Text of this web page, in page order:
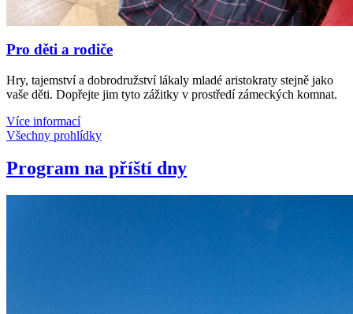
Pro děti a rodiče
Hry, tajemství a dobrodružství lákaly mladé aristokraty stejně jako
vaše děti. Dopřejte jim tyto zážitky v prostředí zámeckých komnat.
Více informací
Všechny prohlídky
Program na příští dny